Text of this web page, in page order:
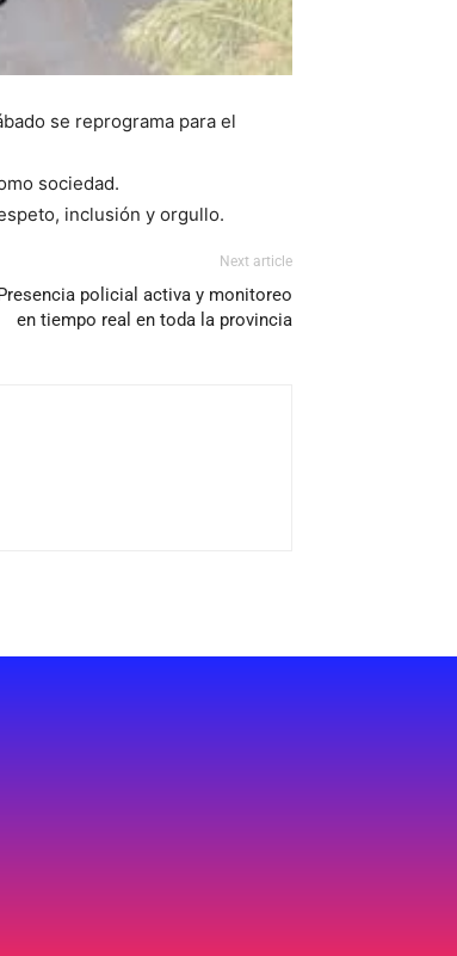
se reprograma para el
sociedad.
inclusión y orgullo.
Next article
policial activa y monitoreo
en tiempo real en toda la provincia